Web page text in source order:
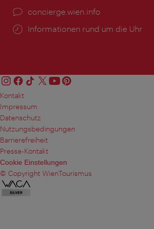
Ort:
concierge.wien.info
Öffnungszeiten:
Informationen rund um die Uhr
Kontakt
Impressum
Datenschutz
Nutzungsbedingungen
Barrierefreiheit
Presse-Kontakt
Cookie Einstellungen
© Copyright WienTourismus